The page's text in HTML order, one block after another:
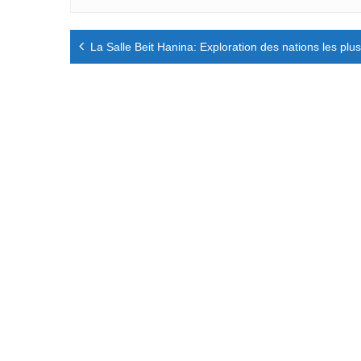
Navigation
de
La Salle Beit Hanina: Exploration des nations les